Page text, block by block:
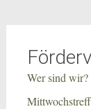
Wer sind wir?